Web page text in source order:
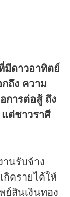
มีดาวอาทิตย์
ถึง ความ
การต่อสู้ ถึง
แต่ชาวราศี
นรับจ้าง
กิดรายได้ให้
ย์สินเงินทอง